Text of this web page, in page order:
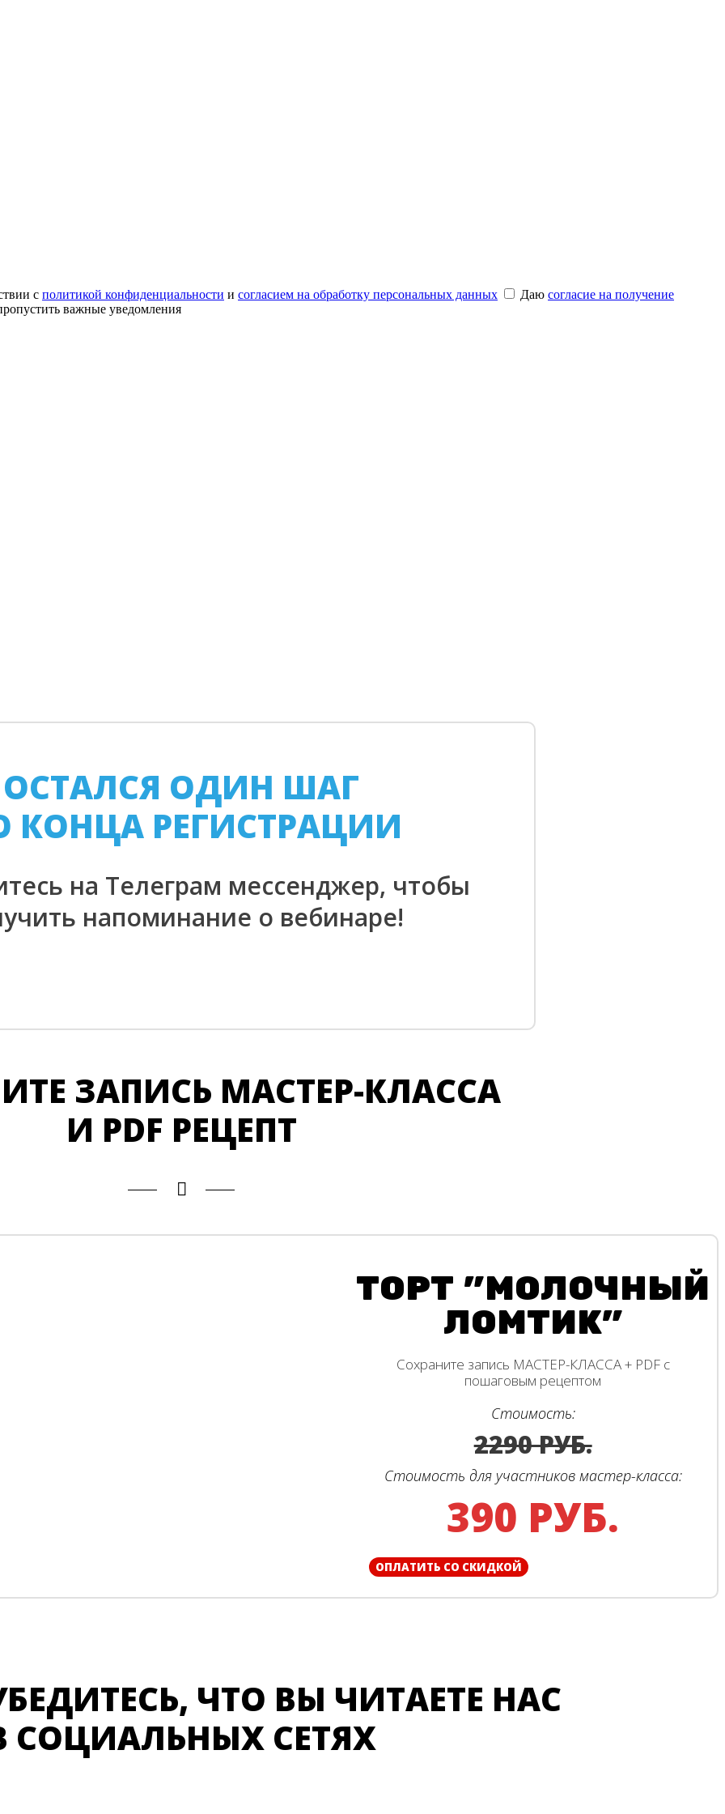
с политикой конфиденциальности и согласием на обработку персональных данных Даю согласие на получение
важные уведомления
ОСТАЛСЯ ОДИН ШАГ
КОНЦА РЕГИСТРАЦИИ
на Телеграм мессенджер, чтобы
напоминание о вебинаре!
ЗАПИСЬ МАСТЕР-КЛАССА
И PDF РЕЦЕПТ
ТОРТ "МОЛОЧНЫЙ
ЛОМТИК"
Сохраните запись МАСТЕР-КЛАССА + PDF с
пошаговым рецептом
Стоимость:
2290 РУБ.
Стоимость для участников мастер-класса:
390 РУБ.
ОПЛАТИТЬ СО СКИДКОЙ
ЧТО ВЫ ЧИТАЕТЕ НАС
СОЦИАЛЬНЫХ СЕТЯХ